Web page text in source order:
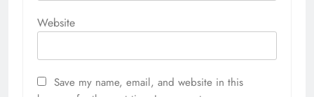
Website
Save my name, email, and website in this